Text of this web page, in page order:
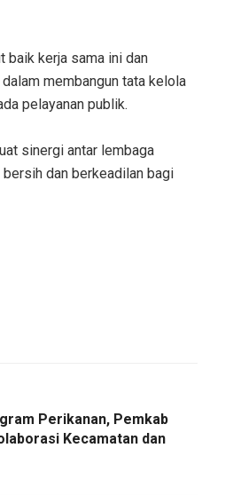
baik kerja sama ini dan
membangun tata kelola
pelayanan publik.
sinergi antar lembaga
dan berkeadilan bagi
Perikanan, Pemkab
Kecamatan dan